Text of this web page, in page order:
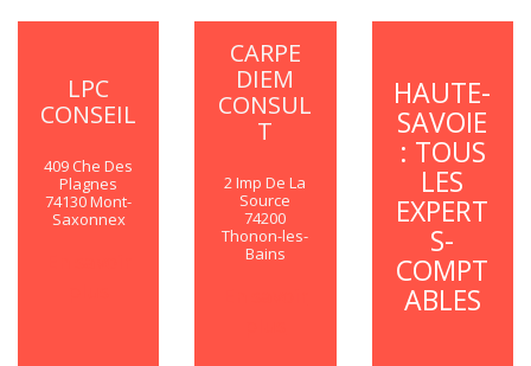
LPC
CONSEIL
409 Che Des
Plagnes
74130 Mont-
Saxonnex
CARPE
DIEM
CONSUL
T
2 Imp De La
Source
74200
Thonon-les-
Bains
HAUTE-
SAVOIE
: TOUS
LES
EXPERT
S-
COMPT
ABLES